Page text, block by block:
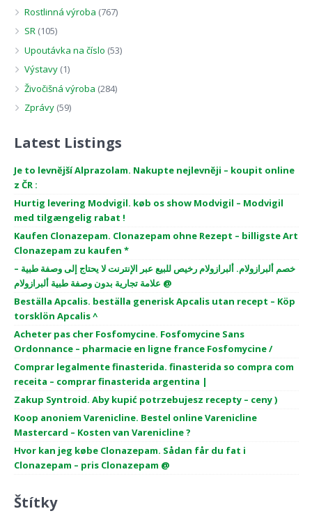
Rostlinná výroba (767)
SR (105)
Upoutávka na číslo (53)
Výstavy (1)
Živočišná výroba (284)
Zprávy (59)
Latest Listings
Je to levnější Alprazolam. Nakupte nejlevněji – koupit online
z ČR :
Hurtig levering Modvigil. køb os show Modvigil – Modvigil
med tilgængelig rabat !
Kaufen Clonazepam. Clonazepam ohne Rezept – billigste Art
Clonazepam zu kaufen *
خصم ألبرازولام. ألبرازولام رخيص للبيع عبر الإنترنت لا يحتاج إلى وصفة طبية –
علامة تجارية بدون وصفة طبية ألبرازولام @
Beställa Apcalis. beställa generisk Apcalis utan recept – Köp
torsklön Apcalis ^
Acheter pas cher Fosfomycine. Fosfomycine Sans
Ordonnance – pharmacie en ligne france Fosfomycine /
Comprar legalmente finasterida. finasterida so compra com
receita – comprar finasterida argentina |
Zakup Syntroid. Aby kupić potrzebujesz recepty – ceny )
Koop anoniem Varenicline. Bestel online Varenicline
Mastercard – Kosten van Varenicline ?
Hvor kan jeg købe Clonazepam. Sådan får du fat i
Clonazepam – pris Clonazepam @
Štítky